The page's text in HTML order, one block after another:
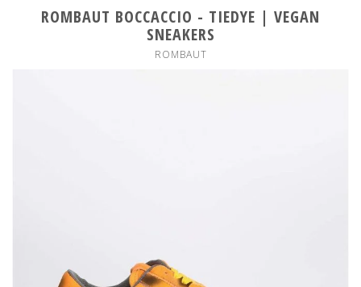
ROMBAUT BOCCACCIO - TIEDYE | VEGAN
SNEAKERS
ROMBAUT